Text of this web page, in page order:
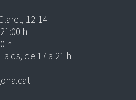
12-14
h
h
ds, de 17 a 21 h